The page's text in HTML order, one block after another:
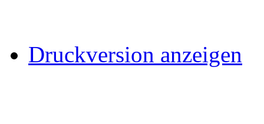
Druckversion anzeigen